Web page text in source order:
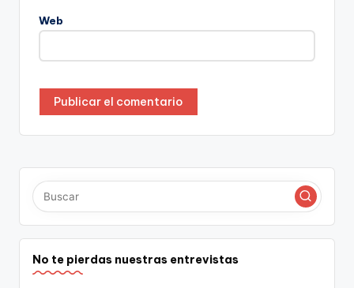
Web
No te pierdas nuestras entrevistas